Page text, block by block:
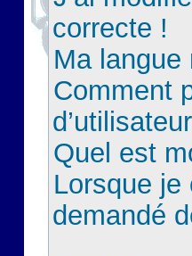
correcte !
Ma langue
Comment
Quel est
Lorsque je
demandé